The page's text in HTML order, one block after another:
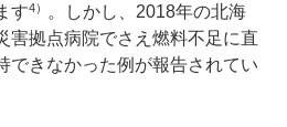
す4） 。しかし、2018年の北海
害拠点病院でさえ燃料不足に直
できなかった例が報告されてい